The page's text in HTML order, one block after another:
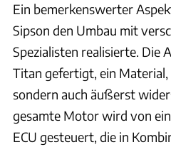
Ein bemerkenswerter
Sipson den Umbau mit
Spezialisten realisierte. Die
Titan gefertigt, ein
sondern auch äußerst
gesamte Motor wird von
ECU gesteuert, die in